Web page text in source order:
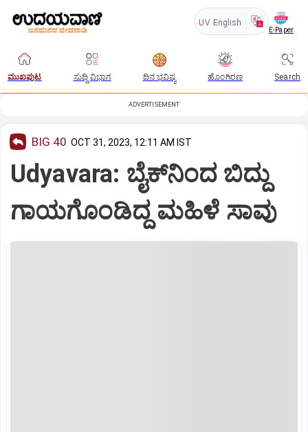
UV English
E-Paper
ಮುಖಪುಟ ಸುದ್ದಿ ವಿಭಾಗ ದಿನ ಭವಿಷ್ಯ ಹೊಂಗಿರಣ Search
ADVERTISEMENT
BIG 40 OCT 31, 2023, 12:11 AM IST
Udyavara: ಬೈಕ್‌ನಿಂದ ಬಿದ್ದು
ಗಾಯಗೊಂಡಿದ್ದ ಮಹಿಳೆ ಸಾವು